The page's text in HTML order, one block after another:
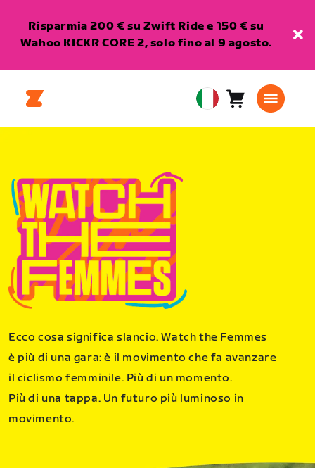
Risparmia 200 € su Zwift Ride e 150 € su
Wahoo KICKR CORE 2, solo fino al 9 agosto.
European
Union
Carrello0
Ecco cosa significa slancio. Watch the Femmes
è più di una gara: è il movimento che fa avanzare
il ciclismo femminile. Più di un momento.
Più di una tappa. Un futuro più luminoso in
movimento.